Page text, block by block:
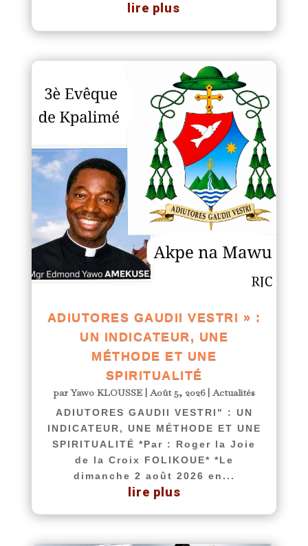
lire plus
ADIUTORES GAUDII VESTRI » :
UN INDICATEUR, UNE
MÉTHODE ET UNE
SPIRITUALITÉ
parYawo KLOUSSE|Août 5, 2026|Actualités
ADIUTORES GAUDII VESTRI" : UN
INDICATEUR, UNE MÉTHODE ET UNE
SPIRITUALITÉ *Par : Roger la Joie
de la Croix FOLIKOUE* *Le
dimanche 2 août 2026 en...
lire plus